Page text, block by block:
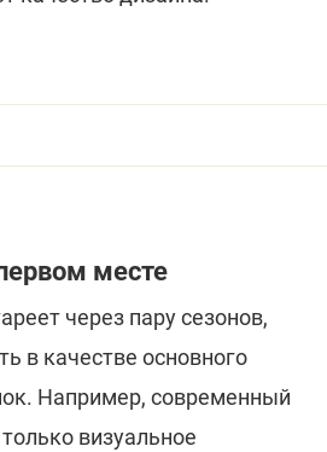
месте
через пару сезонов,
в качестве основного
Например, современный
визуальное